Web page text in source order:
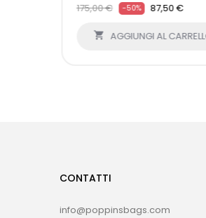
175,00 € -50% 87,50 €
 AGGIUNGI AL
CONTATTI
info@poppinsbags.com